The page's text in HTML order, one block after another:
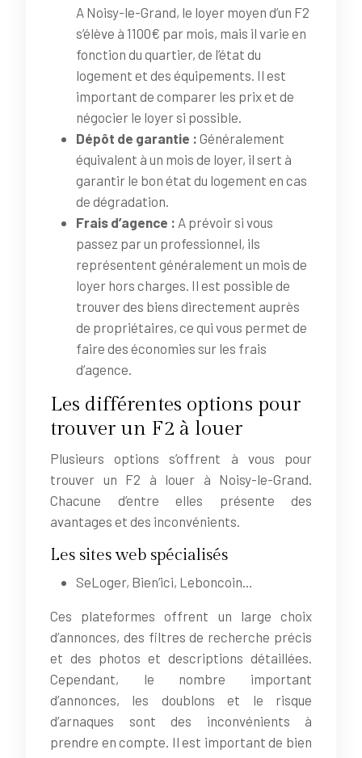
A Noisy-le-Grand, le loyer moyen d’un F2
s’élève à 1100€ par mois, mais il varie en
fonction du quartier, de l’état du
logement et des équipements. Il est
important de comparer les prix et de
négocier le loyer si possible.
Dépôt de garantie : Généralement
équivalent à un mois de loyer, il sert à
garantir le bon état du logement en cas
de dégradation.
Frais d’agence : A prévoir si vous
passez par un professionnel, ils
représentent généralement un mois de
loyer hors charges. Il est possible de
trouver des biens directement auprès
de propriétaires, ce qui vous permet de
faire des économies sur les frais
d’agence.
Les différentes options pour
trouver un F2 à louer
Plusieurs options s’offrent à vous pour
trouver un F2 à louer à Noisy-le-Grand.
Chacune d’entre elles présente des
avantages et des inconvénients.
Les sites web spécialisés
SeLoger, Bien’ici, Leboncoin…
Ces plateformes offrent un large choix
d’annonces, des filtres de recherche précis
et des photos et descriptions détaillées.
Cependant, le nombre important
d’annonces, les doublons et le risque
d’arnaques sont des inconvénients à
prendre en compte. Il est important de bien